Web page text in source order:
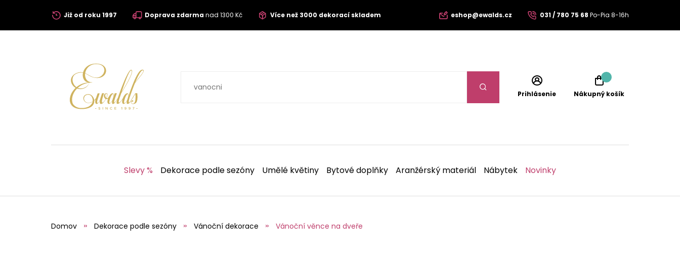
Již od roku 1997 Doprava zdarmanad 1300 Kč Více než 3000 dekorací skladem eshop@ewalds.cz 031 / 780 75 68 Po-Pia 8-16h
Prihlásenie Nákupný košík
Slevy % Dekorace podle sezóny Umělé květiny Bytové doplňky Aranžérský materiál Nábytek Novinky
Domov Dekorace podle sezóny Vánoční dekorace Vánoční věnce na dveře